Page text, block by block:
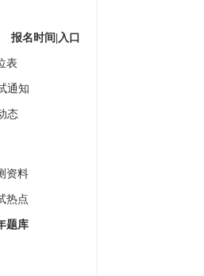
报名时间|入口
表
通知
态
资料
热点
题库